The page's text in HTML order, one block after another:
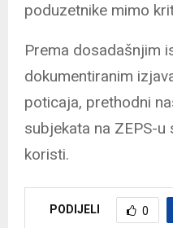
poduzetnike mimo
Prema dosadašnjim
dokumentiranim
poticaja, prethodni
subjekata na ZEPS-
koristi.
PODIJELI 0